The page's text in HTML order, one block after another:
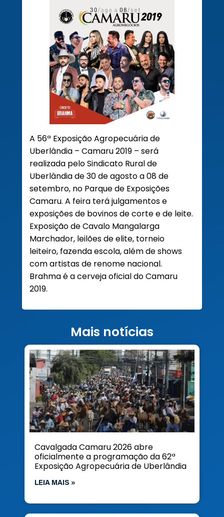
A 56ª Exposição Agropecuária de
Uberlândia – Camaru 2019 – será
realizada pelo Sindicato Rural de
Uberlândia de 30 de agosto a 08 de
setembro, no Parque de Exposições
Camaru. A feira terá julgamentos e
exposições de bovinos de corte e de leite.
Exposição de Cavalo Mangalarga
Marchador, leilões de elite, torneio
leiteiro, fazenda escola, além de shows
com artistas de renome nacional.
Brahma é a cerveja oficial do Camaru
2019.
Mais notícias
Cavalgada Camaru 2026 abre
oficialmente a programação da 62ª
Exposição Agropecuária de Uberlândia
LEIA MAIS »